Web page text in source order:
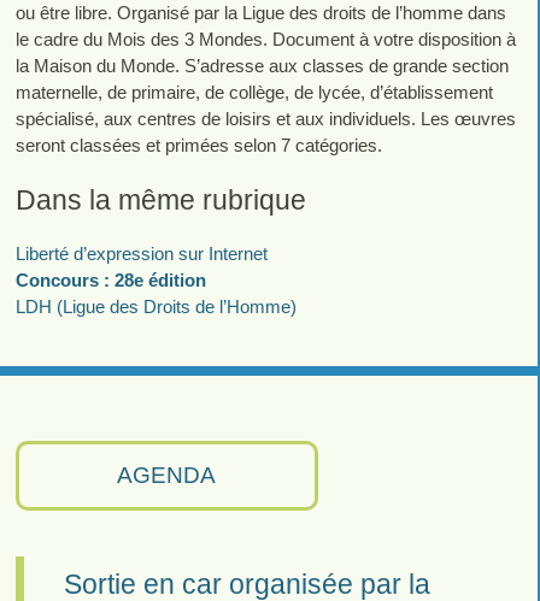
AGENDA
Sortie en car organisée par la
ou être libre. Organisé par la Ligue des droits de l’homme dans
le cadre du Mois des 3 Mondes. Document à votre disposition à
la Maison du Monde. S’adresse aux classes de grande section
maternelle, de primaire, de collège, de lycée, d’établissement
spécialisé, aux centres de loisirs et aux individuels. Les œuvres
seront classées et primées selon 7 catégories.
Dans la même rubrique
Liberté d’expression sur Internet
Concours : 28e édition
LDH (Ligue des Droits de l’Homme)